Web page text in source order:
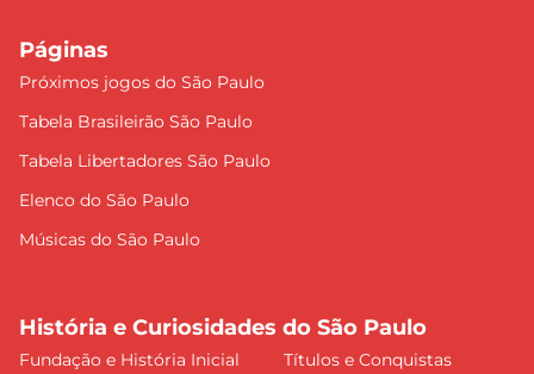
Páginas
Próximos jogos do São Paulo
Tabela Brasileirão São Paulo
Tabela Libertadores São Paulo
Elenco do São Paulo
Músicas do São Paulo
História e Curiosidades do São Paulo
Fundação e História Inicial
Títulos e Conquistas